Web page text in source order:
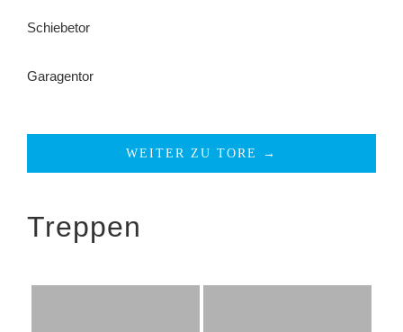
Schiebetor
Garagentor
WEITER ZU TORE →
Treppen